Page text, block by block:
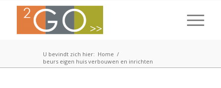
U bevindt zich hier: Home /
beurs eigen huis verbouwen en inrichten